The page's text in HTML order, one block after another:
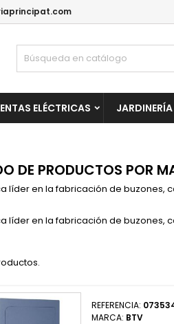
ELÉCTRICAS JARDINERÍA
DE PRODUCTOS POR
líder en la fabricación de buzones,
líder en la fabricación de buzones,
REFERENCIA:
MARCA: BTV
a la lista de
Crear una lista nueva
lista de deseos
sesión
iniciar sesión para guardar